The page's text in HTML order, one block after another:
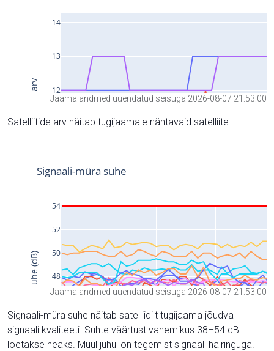
Jaama andmed uuendatud seisuga 2026-08-07 21:53:00
Satelliitide arv näitab tugijaamale nähtavaid satelliite.
Jaama andmed uuendatud seisuga 2026-08-07 21:53:00
Signaali-müra suhe näitab satelliidilt tugijaama jõudva
signaali kvaliteeti. Suhte väärtust vahemikus 38–54 dB
loetakse heaks. Muul juhul on tegemist signaali häiringuga.